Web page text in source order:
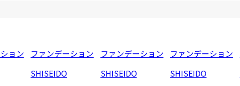
ョン
ファンデーション
SHISEIDO
ファンデーション
SHISEIDO
ファンデーション
SHISEIDO